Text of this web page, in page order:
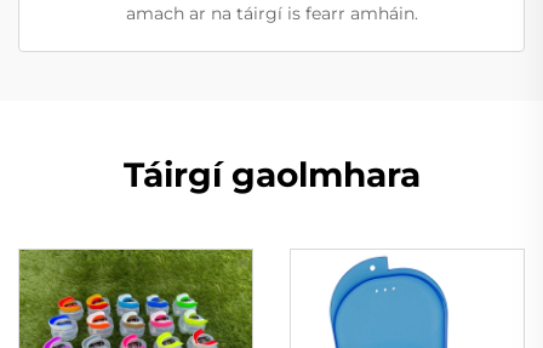
amach ar na táirgí is fearr amháin.
Táirgí gaolmhara